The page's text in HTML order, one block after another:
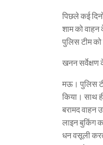
पिछले कई
शाम को
पुलिस टीम
खनन सर्वेक्षण
मऊ। पुलिस
किया। साथ
बरामद वाहन
लाइन बुकिंग
धन वसूली